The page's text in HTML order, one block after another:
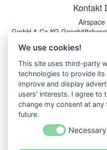
Kontakt
GmbH & Co.KG
We use cookies!
This site uses third-party
technologies to provide
improve and display
users' interests. I agree to
change my consent at
future.
Necessary